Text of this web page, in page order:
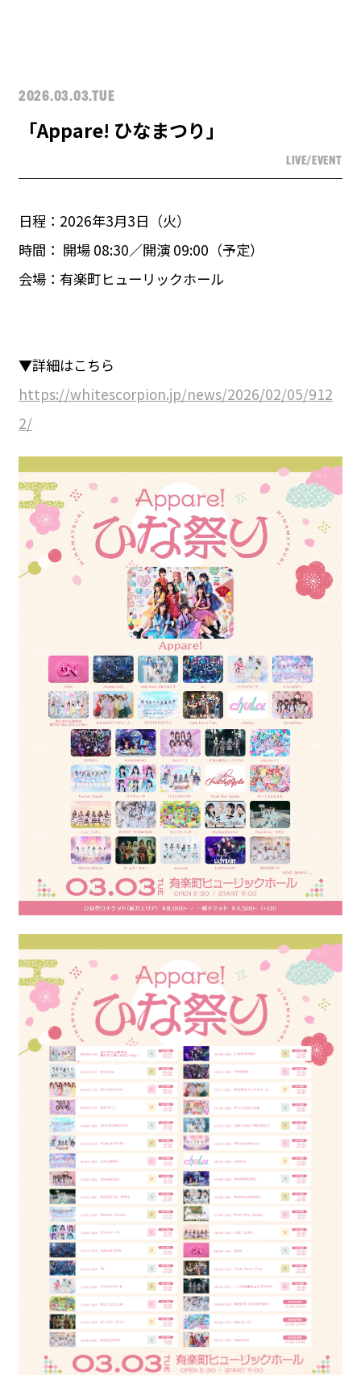
2026.03.03.TUE
「Appare! ひなまつり」
LIVE/EVENT
日程：2026年3⽉3⽇（火）
時間： 開場 08:30／開演 09:00（予定）
会場：有楽町ヒューリックホール
▼詳細はこちら
https://whitescorpion.jp/news/2026/02/05/912
2/